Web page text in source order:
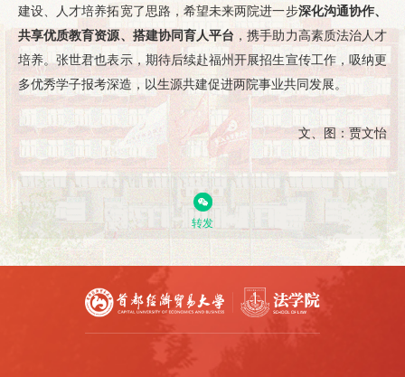
建设、人才培养拓宽了思路，希望未来两院进一步深化沟通协作、
共享优质教育资源、搭建协同育人平台 ，携手助力高素质法治人才
培养。张世君也表示，期待后续赴福州开展招生宣传工作，吸纳更
多优秀学子报考深造，以生源共建促进两院事业共同发展。
文、图：贾文怡
转发